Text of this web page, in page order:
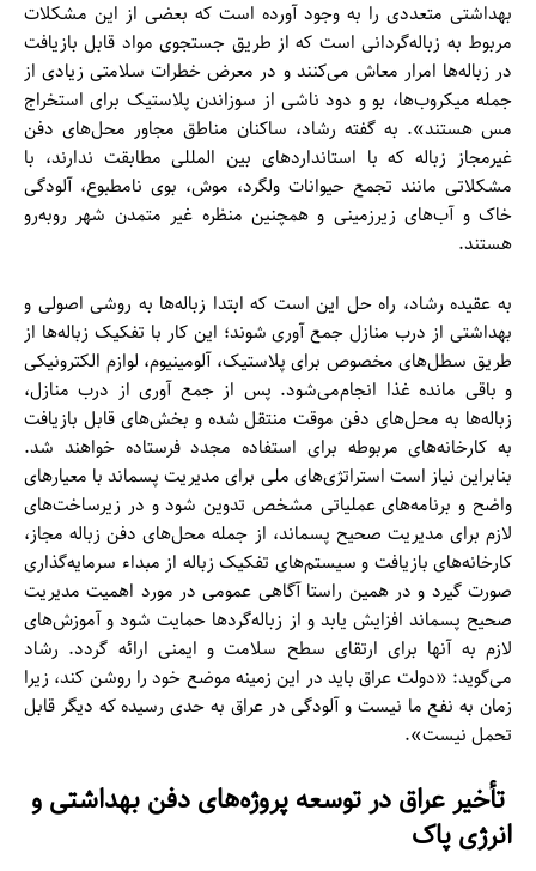
بهداشتی متعددی را به وجود آورده است که بعضی از این مشکلات
مربوط به زباله‌گردانی است که از طریق جستجوی مواد قابل بازیافت
در زباله‌ها امرار معاش می‌کنند و در معرض خطرات سلامتی زیادی از
جمله میکروب‌ها، بو و دود ناشی از سوزاندن پلاستیک برای استخراج
مس هستند». به گفته رشاد، ساکنان مناطق مجاور محل‌های دفن
غیرمجاز زباله که با استانداردهای بین المللی مطابقت ندارند، با
مشکلاتی مانند تجمع حیوانات ولگرد، موش، بوی نامطبوع، آلودگی
خاک و آب‌های زیرزمینی و همچنین منظره غیر متمدن شهر روبه‌رو
هستند.
به عقیده رشاد، راه حل این است که ابتدا زباله‌ها به روشی اصولی و
بهداشتی از درب منازل جمع آوری شوند؛ این کار با تفکیک زباله‌ها از
طریق سطل‌های مخصوص برای پلاستیک، آلومینیوم، لوازم الکترونیکی
و باقی مانده غذا انجام‌می‌شود. پس از جمع آوری از درب منازل،
زباله‌ها به محل‌های دفن موقت منتقل شده و بخش‌های قابل بازیافت
به کارخانه‌های مربوطه برای استفاده مجدد فرستاده خواهند شد.
بنابراین نیاز است استراتژی‌های ملی برای مدیریت پسماند با معیارهای
واضح و برنامه‌های عملیاتی مشخص تدوین شود و در زیرساخت‌های
لازم برای مدیریت صحیح پسماند، از جمله محل‌های دفن زباله مجاز،
کارخانه‌های بازیافت و سیستم‌های تفکیک زباله از مبداء سرمایه‌گذاری
صورت گیرد و در همین راستا آگاهی عمومی در مورد اهمیت مدیریت
صحیح پسماند افزایش یابد و از زباله‌گردها حمایت شود و آموزش‌های
لازم به آنها برای ارتقای سطح سلامت و ایمنی ارائه گردد. رشاد
می‌گوید: «دولت عراق باید در این زمینه موضع خود را روشن کند، زیرا
زمان به نفع ما نیست و آلودگی در عراق به حدی رسیده که دیگر قابل
تحمل نیست».
تأخیر عراق در توسعه پروژه‌های دفن بهداشتی و
انرژی پاک